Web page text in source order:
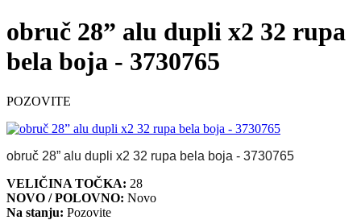
obruč 28” alu dupli x2 32 rupa
bela boja - 3730765
POZOVITE
obruč 28” alu dupli x2 32 rupa bela boja - 3730765
VELIČINA TOČKA: 28
NOVO / POLOVNO: Novo
Na stanju: Pozovite